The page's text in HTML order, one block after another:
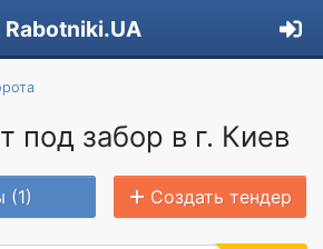
Rabotniki.UA
под забор в г. Киев
(1) Создать тендер